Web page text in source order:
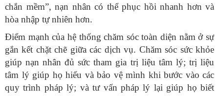
chắn mềm”, nạn nhân có thể phục hồi nhanh hơn và
hòa nhập tự nhiên hơn.
Điểm mạnh của hệ thống chăm sóc toàn diện nằm ở sự
gắn kết chặt chẽ giữa các dịch vụ. Chăm sóc sức khỏe
giúp nạn nhân đủ sức tham gia trị liệu tâm lý; trị liệu
tâm lý giúp họ hiểu và bảo vệ mình khi bước vào các
quy trình pháp lý; và tư vấn pháp lý lại giúp họ biết